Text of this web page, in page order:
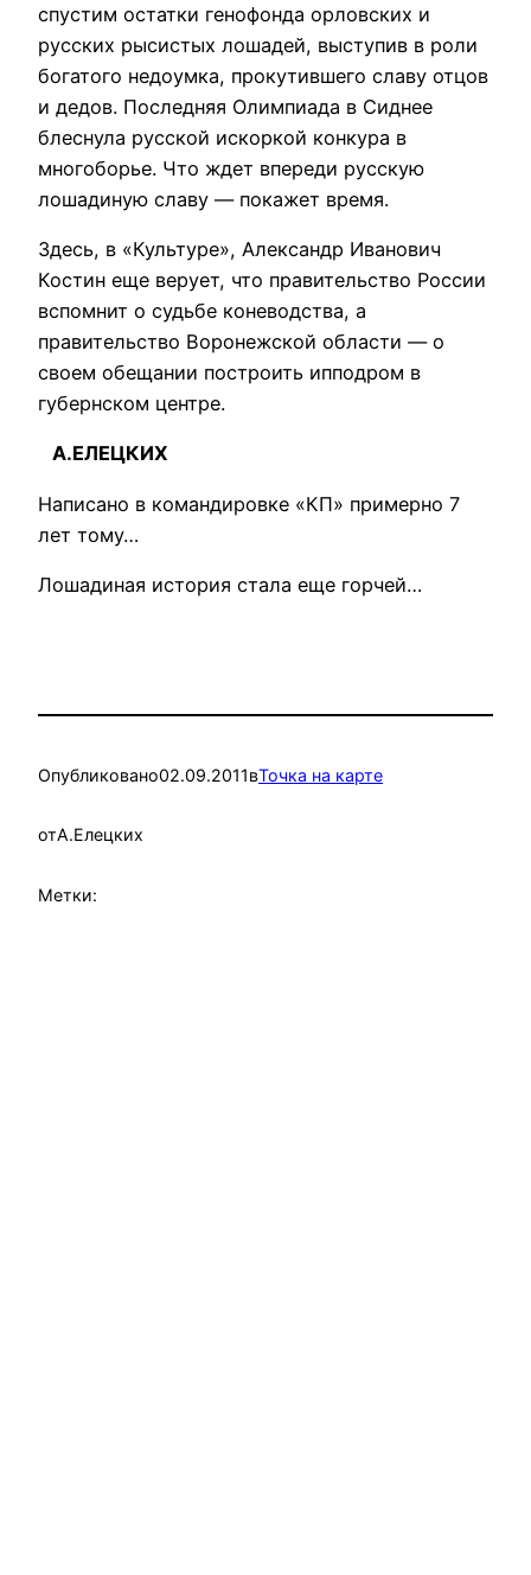
спустим остатки генофонда орловских и
русских рысистых лошадей, выступив в роли
богатого недоумка, прокутившего славу отцов
и дедов. Последняя Олимпиада в Сиднее
блеснула русской искоркой конкура в
многоборье. Что ждет впереди русскую
лошадиную славу — покажет время.
Здесь, в «Культуре», Александр Иванович
Костин еще верует, что правительство России
вспомнит о судьбе коневодства, а
правительство Воронежской области — о
своем обещании построить ипподром в
губернском центре.
А.ЕЛЕЦКИХ
Написано в командировке «КП» примерно 7
лет тому…
Лошадиная история стала еще горчей…
Опубликовано02.09.2011вТочка на карте
отА.Елецких
Метки: